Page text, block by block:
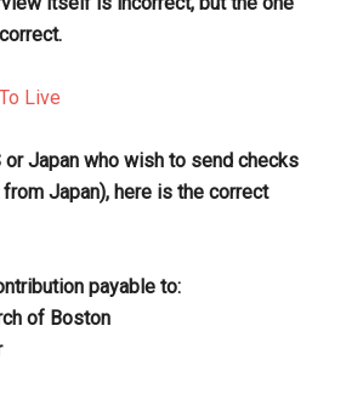
Live
or Japan who wish to send checks
Japan), here is the correct
payable to:
of Boston